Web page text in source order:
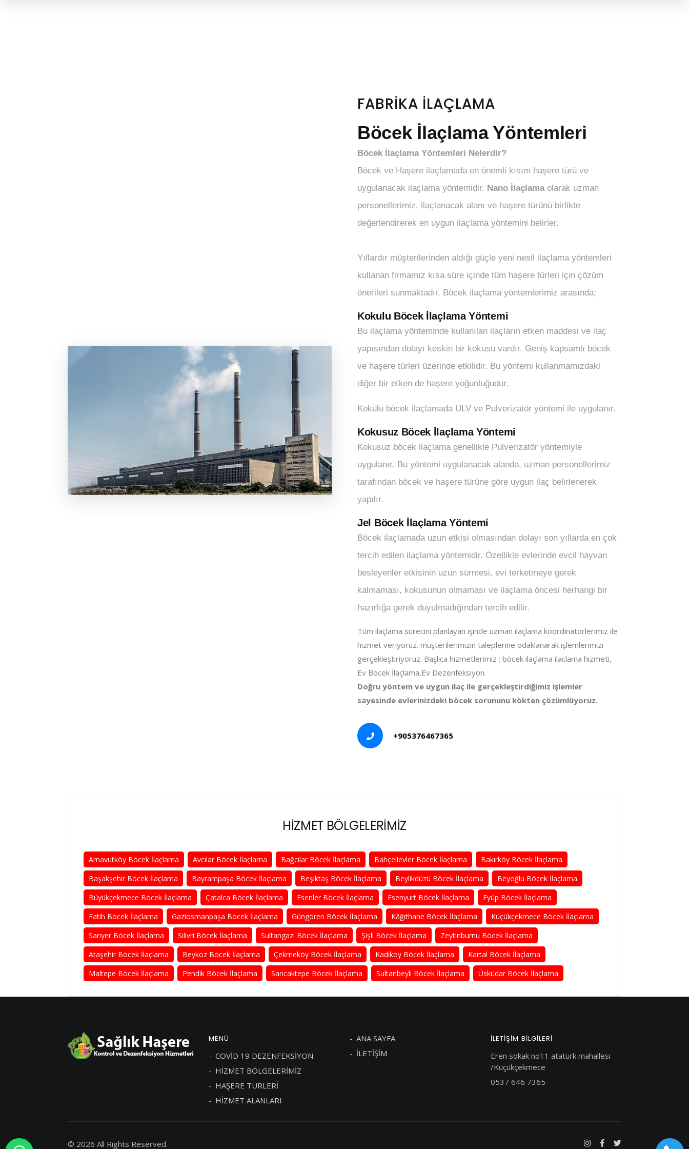
FABRİKA İLAÇLAMA
Böcek İlaçlama Yöntemleri
Böcek İlaçlama Yöntemleri Nelerdir?
Böcek ve Haşere ilaçlamada en önemli kısım haşere türü ve
uygulanacak ilaçlama yöntemidir. Nano İlaçlamaolarak uzman
personellerimiz, ilaçlanacak alanı ve haşere türünü birlikte
değerlendirerek en uygun ilaçlama yöntemini belirler.
Yıllardır müşterilerinden aldığı güçle yeni nesil ilaçlama yöntemleri
kullanan firmamız kısa süre içinde tüm haşere türleri için çözüm
önerileri sunmaktadır. Böcek ilaçlama yöntemlerimiz arasında;
Kokulu Böcek İlaçlama Yöntemi
Bu ilaçlama yönteminde kullanılan ilaçların etken maddesi ve ilaç
yapısından dolayı keskin bir kokusu vardır. Geniş kapsamlı böcek
ve haşere türleri üzerinde etkilidir. Bu yöntemi kullanmamızdaki
diğer bir etken de haşere yoğunluğudur.
Kokulu böcek ilaçlamada ULV ve Pulverizatör yöntemi ile uygulanır.
Kokusuz Böcek İlaçlama Yöntemi
Kokusuz böcek ilaçlama genellikle Pulverizatör yöntemiyle
uygulanır. Bu yöntemi uygulanacak alanda, uzman personellerimiz
tarafından böcek ve haşere türüne göre uygun ilaç belirlenerek
yapılır.
Jel Böcek İlaçlama Yöntemi
Böcek ilaçlamada uzun etkisi olmasından dolayı son yıllarda en çok
tercih edilen ilaçlama yöntemidir. Özellikle evlerinde evcil hayvan
besleyenler etkisinin uzun sürmesi, evi terketmeye gerek
kalmaması, kokusunun olmaması ve ilaçlama öncesi herhangi bir
hazırlığa gerek duyulmadığından tercih edilir.
Tüm ilaçlama sürecini planlayan işinde uzman ilaçlama koordinatörlerimiz ile
hizmet veriyoruz. müşterilerimizin taleplerine odaklanarak işlemlerimizi
gerçekleştiriyoruz. Başlıca hizmetlerimiz ; böcek ilaçlama ilaclama hizmeti,
Ev Böcek İlaçlama,Ev Dezenfeksiyon.
Doğru yöntem ve uygun ilaç ile gerçekleştirdiğimiz işlemler
sayesinde evlerinizdeki böcek sorununu kökten çözümlüyoruz.
+905376467365
HİZMET BÖLGELERİMİZ
Arnavutköy Böcek İlaçlama Avcılar Böcek İlaçlama Bağcılar Böcek İlaçlama Bahçelievler Böcek İlaçlama
Bakırköy Böcek İlaçlama
Başakşehir Böcek İlaçlama
Bayrampaşa Böcek İlaçlama Beşiktaş Böcek İlaçlama Beylikdüzü Böcek İlaçlama
Beyoğlu Böcek İlaçlama
Büyükçekmece Böcek İlaçlama
Çatalca Böcek İlaçlama Esenler Böcek İlaçlama Esenyurt Böcek İlaçlama
Eyüp Böcek İlaçlama
Fatih Böcek İlaçlama
Gaziosmanpaşa Böcek İlaçlama Güngören Böcek İlaçlama Kâğıthane Böcek İlaçlama
Küçükçekmece Böcek İlaçlama
Sarıyer Böcek İlaçlama
Silivri Böcek İlaçlama Sultangazi Böcek İlaçlama Şişli Böcek İlaçlama
Zeytinburnu Böcek İlaçlama
Ataşehir Böcek İlaçlama
Beykoz Böcek İlaçlama Çekmeköy Böcek İlaçlama Kadıköy Böcek İlaçlama
Kartal Böcek İlaçlama
Maltepe Böcek İlaçlama
Pendik Böcek İlaçlama Sancaktepe Böcek İlaçlama Sultanbeyli Böcek İlaçlama Üsküdar Böcek İlaçlama
MENÜ
COVİD 19 DEZENFEKSİYON
HİZMET BÖLGELERİMİZ
HAŞERE TÜRLERİ
HİZMET ALANLARI
ANA SAYFA
İLETİŞİM
İLETIŞIM BILGILERI
Eren sokak no11 atatürk mahallesi
/Küçükçekmece
0537 646 7365
© 2026 All Rights Reserved.